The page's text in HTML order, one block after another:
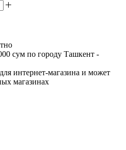
сум по городу Ташкент -
интернет-магазина и может
магазинах